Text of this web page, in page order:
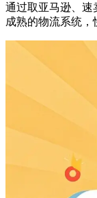
通过取亚马逊、速
成熟的物流系统，